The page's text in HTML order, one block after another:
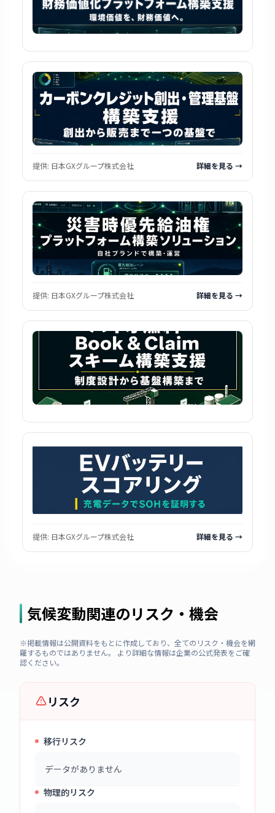
提供: 日本GXグループ株式会社 詳細を見る →
提供: 日本GXグループ株式会社 詳細を見る →
提供: 日本GXグループ株式会社 詳細を見る →
気候変動関連のリスク・機会
※掲載情報は公開資料をもとに作成しており、全てのリスク・機会を網
羅するものではありません。 より詳細な情報は企業の公式発表をご確
認ください。
リスク
移行リスク
データがありません
物理的リスク